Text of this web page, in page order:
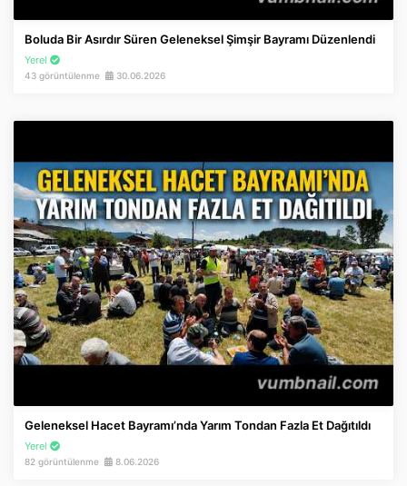
Boluda Bir Asırdır Süren Geleneksel Şimşir Bayramı Düzenlendi
Yerel
43 görüntülenme 30.06.2026
Geleneksel Hacet Bayramı’nda Yarım Tondan Fazla Et Dağıtıldı
Yerel
82 görüntülenme 8.06.2026